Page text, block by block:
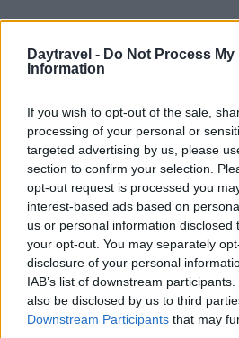
Daytravel - Do Not Process My
Information
If you wish to opt-out of the sale,
processing of your personal or
targeted advertising by us, please
section to confirm your selection.
opt-out request is processed you
interest-based ads based on
us or personal information disclosed
your opt-out. You may separately
disclosure of your personal
IAB’s list of downstream
also be disclosed by us to third
Downstream Participants that may